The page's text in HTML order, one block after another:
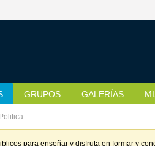
GRUPOS GALERÍAS
Politica
para enseñar y disfruta en formar y